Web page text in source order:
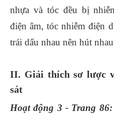
nhựa và tóc đều bị
điện âm, tóc nhiễm điện
trái dấu nhau nên hút
II. Giải thích sơ lược
sát
Hoạt động 3 - Trang